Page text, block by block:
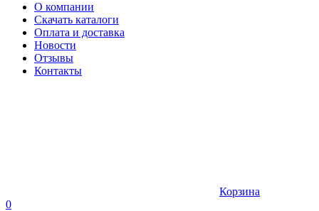
О компании
Скачать каталоги
Оплата и доставка
Новости
Отзывы
Контакты
Корзина
0